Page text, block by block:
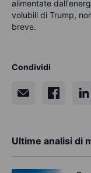
alimentate
volubili di Trump,
breve.
Condividi
Ultime analisi di